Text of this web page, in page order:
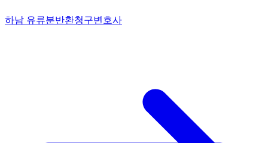
하남 유류분반환청구변호사